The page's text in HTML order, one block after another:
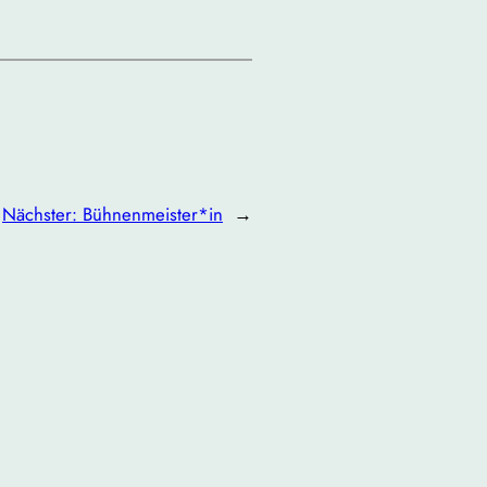
Nächster: Bühnenmeister*in →